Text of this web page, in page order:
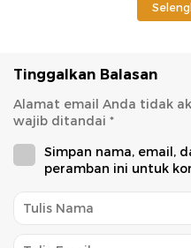
Tinggalkan Balasan
Alamat email Anda tidak
wajib ditandai *
Simpan nama, email,
peramban ini untuk